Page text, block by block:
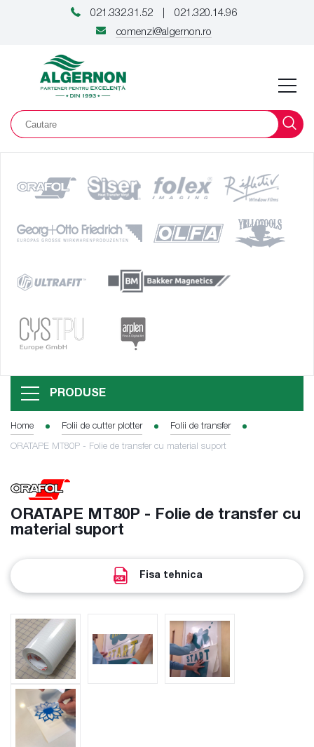
021.332.31.52
021.320.14.96
comenzi@algernon.ro
PRODUSE
Home Folii de cutter plotter Folii de transfer
ORATAPE MT80P - Folie de transfer cu material suport
ORATAPE MT80P - Folie de transfer cu
material suport
Fisa tehnica